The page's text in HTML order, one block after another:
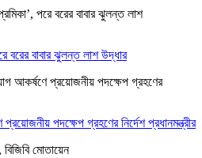
বরের বাবার ঝুলন্ত লাশ উদ্ধার
পদক্ষেপ গ্রহণের নির্দেশ প্রধানমন্ত্রীর